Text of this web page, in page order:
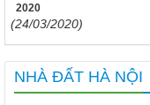
2020
(24/03/2020)
NHÀ ĐẤT HÀ NỘI